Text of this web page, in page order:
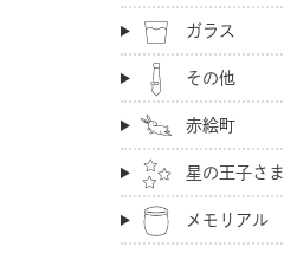
ガラス
その他
赤絵町
星の王子さま
メモリアル